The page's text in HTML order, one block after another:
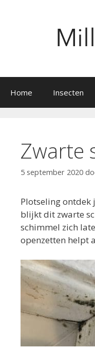
Home Insecten
Zwarte
5 september 2020
Plotseling ontdek
blijkt dit zwarte
schimmel zich
openzetten helpt